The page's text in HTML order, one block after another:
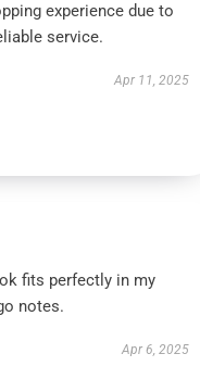
experience due to
service.
Apr 11, 2025
fits perfectly in my
notes.
Apr 6, 2025